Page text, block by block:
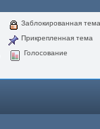
Заблокированная тема
Прикрепленная тема
Голосование